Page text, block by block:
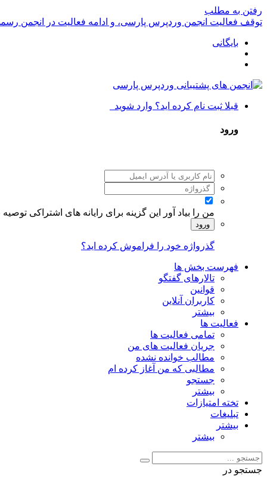
رفتن به مطلب
توقف فعالیت انجمن وردپرس پارسی، و ادامه فعالیت در انجمن
بایگانی
قبلا ثبت نام کرده اید؟ وارد شوید
ورود
من را بیاد آور این گزینه برای رایانه های اشتراکی
ورود
گذرواژه خود را فراموش کرده اید؟
فهرست بخش ها
تالارهای گفتگو
قوانین
کاربران آنلاین
بیشتر
فعالیت ها
تمامی فعالیت ها
جریان فعالیت های من
مطالب خوانده نشده
مطالبی که من آغاز کرده ام
جستجو
بیشتر
تخته امتیازات
تبلیغات
بیشتر
بیشتر
جستجو در